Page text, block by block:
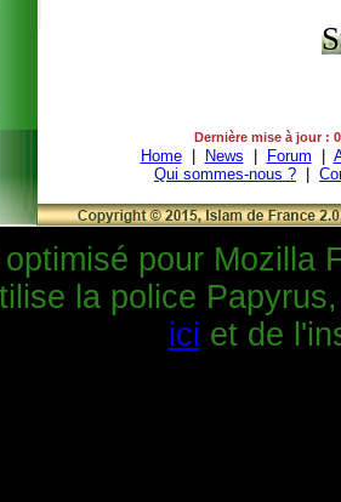
Dernière mise à jour :
Home| News | Forum |
Qui sommes-nous ? |
pour Mozilla
la police
ici et de